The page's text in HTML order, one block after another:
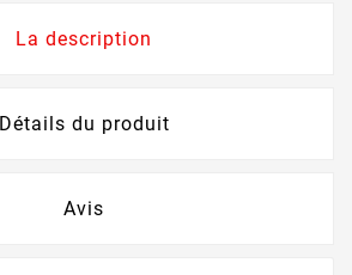
La description
Détails du produit
Avis